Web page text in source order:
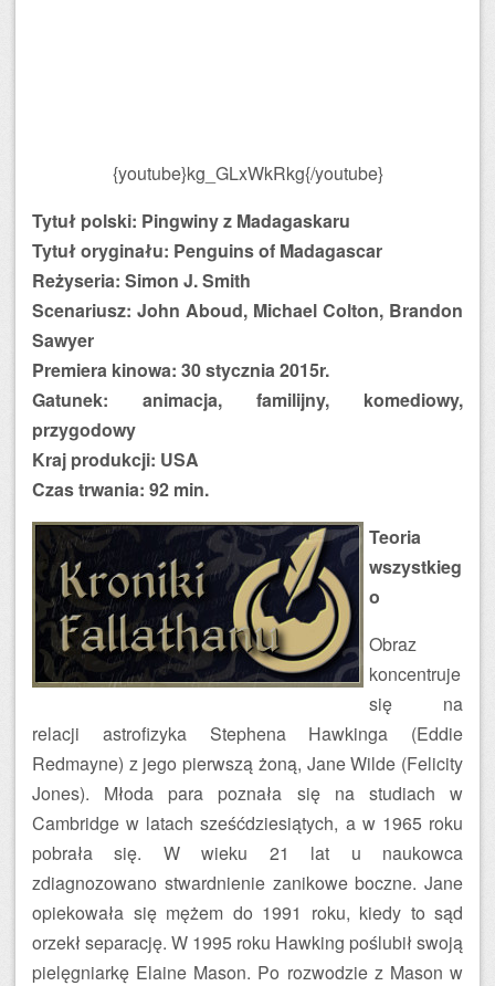
{youtube}kg_GLxWkRkg{/youtube}
Tytuł polski: Pingwiny z Madagaskaru
Tytuł oryginału: Penguins of Madagascar
Reżyseria: Simon J. Smith
Scenariusz: John Aboud, Michael Colton, Brandon
Sawyer
Premiera kinowa: 30 stycznia 2015r.
Gatunek: animacja, familijny, komediowy,
przygodowy
Kraj produkcji: USA
Czas trwania: 92 min.
Teoria
wszystkieg
o
Obraz
koncentruje
się na
relacji astrofizyka Stephena Hawkinga (Eddie
Redmayne) z jego pierwszą żoną, Jane Wilde (Felicity
Jones). Młoda para poznała się na studiach w
Cambridge w latach sześćdziesiątych, a w 1965 roku
pobrała się. W wieku 21 lat u naukowca
zdiagnozowano stwardnienie zanikowe boczne. Jane
opiekowała się mężem do 1991 roku, kiedy to sąd
orzekł separację. W 1995 roku Hawking poślubił swoją
pielęgniarkę Elaine Mason. Po rozwodzie z Mason w